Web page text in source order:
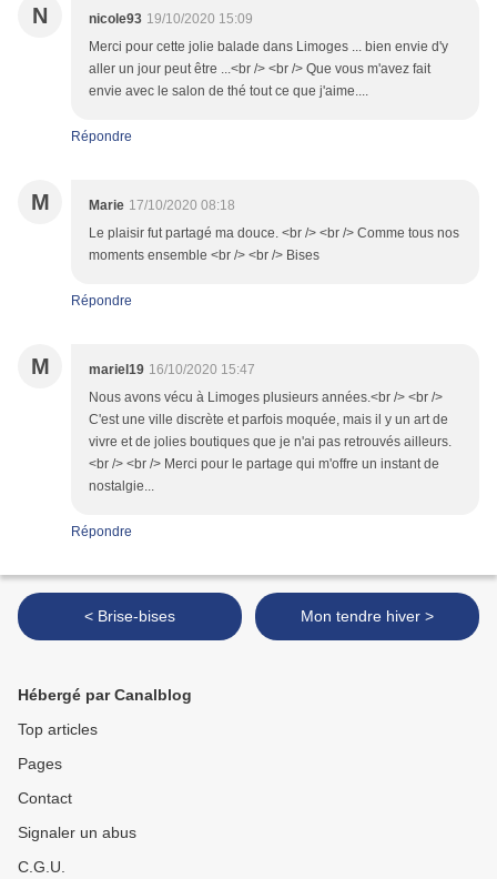
N nicole93 19/10/2020 15:09
Merci pour cette jolie balade dans Limoges ... bien envie d'y
aller un jour peut être ...<br /> <br /> Que vous m'avez fait
envie avec le salon de thé tout ce que j'aime....
Répondre
M Marie 17/10/2020 08:18
Le plaisir fut partagé ma douce. <br /> <br /> Comme tous nos
moments ensemble <br /> <br /> Bises
Répondre
M mariel19 16/10/2020 15:47
Nous avons vécu à Limoges plusieurs années.<br /> <br />
C'est une ville discrète et parfois moquée, mais il y un art de
vivre et de jolies boutiques que je n'ai pas retrouvés ailleurs.
<br /> <br /> Merci pour le partage qui m'offre un instant de
nostalgie...
Répondre
< Brise-bises Mon tendre hiver >
Hébergé par Canalblog
Top articles
Pages
Contact
Signaler un abus
C.G.U.